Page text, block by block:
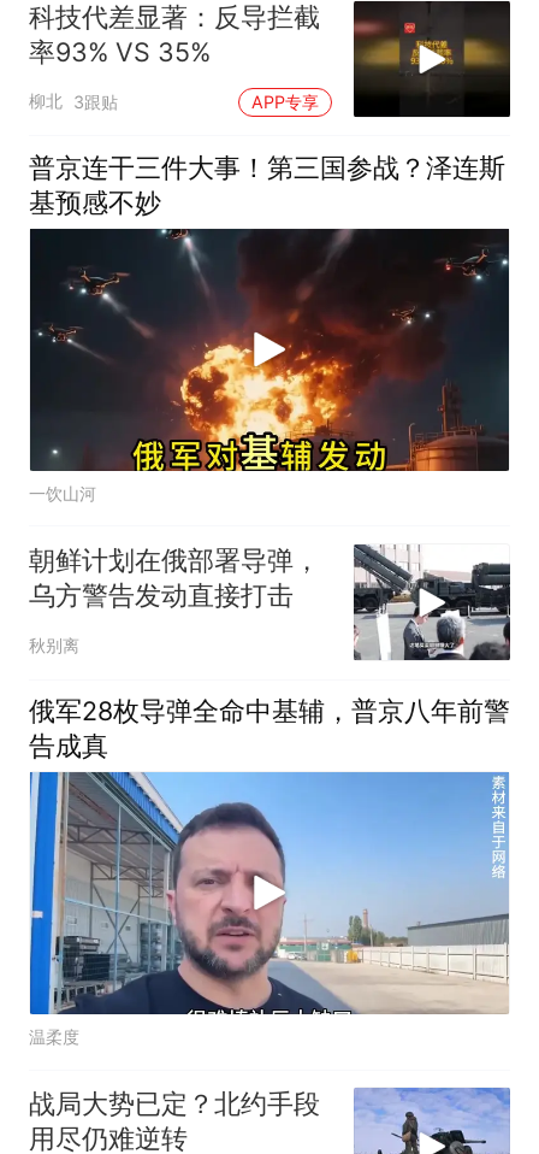
科技代差显著：反导拦截
率93% VS 35%
柳北 3跟贴 APP专享
普京连干三件大事！第三国参战？泽连斯
基预感不妙
一饮山河
朝鲜计划在俄部署导弹，
乌方警告发动直接打击
秋别离
俄军28枚导弹全命中基辅，普京八年前警
告成真
温柔度
战局大势已定？北约手段
用尽仍难逆转